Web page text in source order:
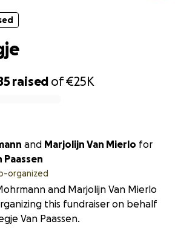
raised of€25K
and Marjolijn Van Mierlo for
Paassen
organized
and Marjolijn Van Mierlo
this fundraiser on behalf
Van Paassen.